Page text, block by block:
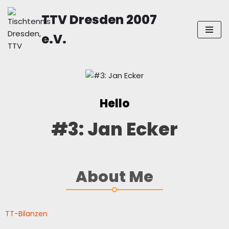
Zum
Inhalt
springen
TTV Dresden 2007
e.V.
Hello
#3: Jan Ecker
About Me
TT-Bilanzen